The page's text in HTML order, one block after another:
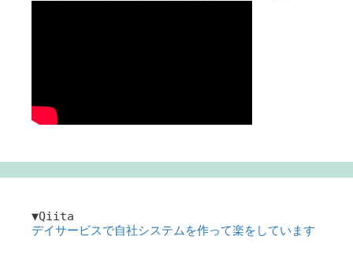
▼Qiita
デイサービスで自社システムを作って楽をしています